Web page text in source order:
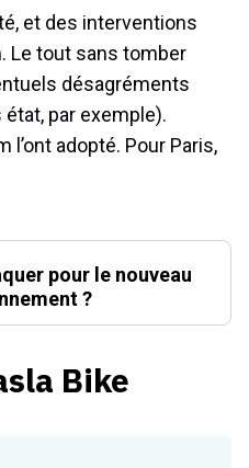
et des interventions
tout sans tomber
désagréments
par exemple).
adopté. Pour Paris,
pour le nouveau
?
Bike